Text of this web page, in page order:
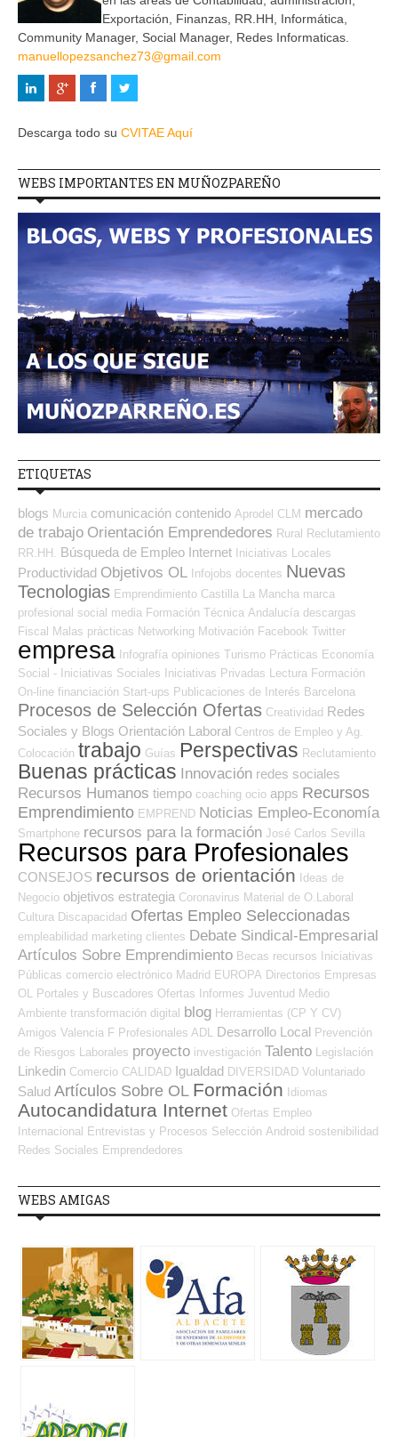
Exportación, Finanzas, RR.HH, Informática,
Community Manager, Social Manager, Redes Informaticas.
manuellopezsanchez73@gmail.com
Descarga todo su CVITAE Aquí
WEBS IMPORTANTES EN MUÑOZPAREÑO
ETIQUETAS
blogs Murcia comunicación contenido Aprodel CLM mercado
de trabajo Orientación Emprendedores Rural
Reclutamiento
RR.HH.
Búsqueda de Empleo Internet Iniciativas Locales
Productividad Objetivos OL Infojobs docentes Nuevas
Tecnologias Emprendimiento Castilla La Mancha marca
profesional social media Formación Técnica Andalucía descargas
Fiscal
Malas prácticas Networking Motivación Facebook Twitter
empresa Infografía opiniones Turismo Prácticas Economía
Social - Iniciativas Sociales
Iniciativas Privadas Lectura Formación
On-line financiación Start-ups Publicaciones de Interés Barcelona
Procesos de Selección Ofertas Creatividad Redes
Sociales y Blogs Orientación Laboral Centros de Empleo y Ag.
Colocación trabajo Guías Perspectivas Reclutamiento
Buenas prácticas Innovación redes sociales
Recursos Humanos tiempo coaching ocio apps Recursos
Emprendimiento EMPREND Noticias Empleo-Economía
Smartphone recursos para la formación José Carlos Sevilla
Recursos para Profesionales
CONSEJOS recursos de orientación
Ideas de
Negocio objetivos estrategia Coronavirus Material de O.Laboral
Cultura Discapacidad Ofertas Empleo Seleccionadas
empleabilidad marketing clientes Debate Sindical-Empresarial
Artículos Sobre Emprendimiento Becas recursos
Iniciativas
Públicas comercio electrónico Madrid EUROPA Directorios Empresas
OL
Portales y Buscadores Ofertas Informes Juventud Medio
Ambiente transformación digital blog Herramientas (CP Y CV)
Amigos Valencia F Profesionales ADL Desarrollo Local Prevención
de Riesgos Laborales proyecto investigación Talento Legislación
Linkedin Comercio CALIDAD Igualdad DIVERSIDAD Voluntariado
Salud Artículos Sobre OL Formación Idiomas
Autocandidatura Internet Ofertas Empleo
Internacional
Entrevistas y Procesos Selección Android sostenibilidad
Redes Sociales Emprendedores
WEBS AMIGAS